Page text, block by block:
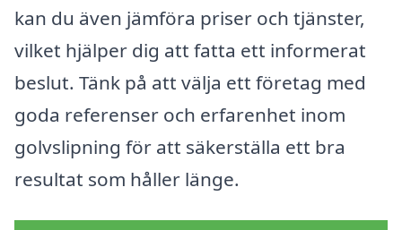
kan du även jämföra priser och tjänster,
vilket hjälper dig att fatta ett informerat
beslut. Tänk på att välja ett företag med
goda referenser och erfarenhet inom
golvslipning för att säkerställa ett bra
resultat som håller länge.